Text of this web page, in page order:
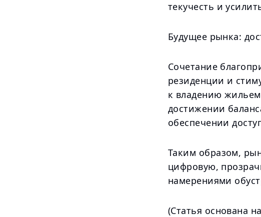
текучесть и
Будущее рынка:
Сочетание
резиденции и
к владению
достижении
обеспечении
Таким образом,
цифровую,
намерениями
(Статья основана